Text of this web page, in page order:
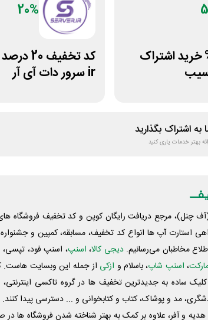
5% خرید اشتراک
20%
کد
ir سرور دات آی آر
به اشتراک بگذارید
بهتر خدمات یاری کنید
چنل)، مرجع دریافت رایگان کوپن و کد تخفیف فروشگاه
استارت آپ ها انواع کد تخفیف، مسابقه، کمپین و
مخاطبان می‌رسانیم. دیجی کالا، اسنپ، اسنپ فود، تپسی،
، اسنپ شاپ، باسلام و ازکی از جمله این وبسایت ‌هاست.
ساده به جدیدترین تخفیف ها در گروه تاکسی اینترنتی،
مد و پوشاک، کتاب و کتابخوانی و ... دسترسی پیدا کنند.
هدیه و آفر، علاوه بر کمک به بهتر شناخته شدن فروشگاه ها